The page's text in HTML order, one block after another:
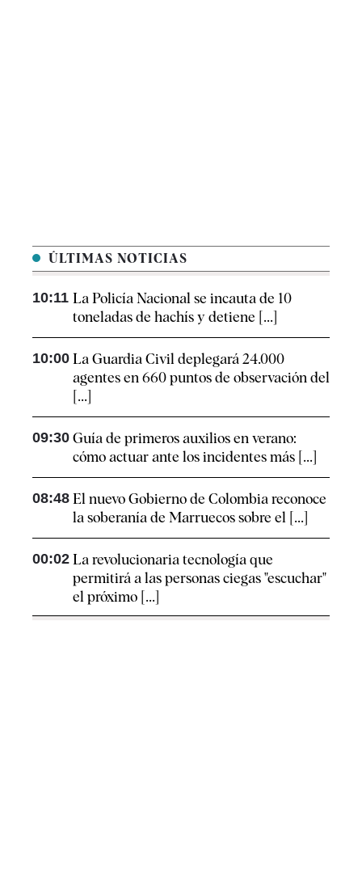
ÚLTIMAS NOTICIAS
10:11 La Policía Nacional se incauta de 10
toneladas de hachís y detiene [...]
10:00 La Guardia Civil deplegará 24.000
agentes en 660 puntos de observación del
[...]
09:30 Guía de primeros auxilios en verano:
cómo actuar ante los incidentes más [...]
08:48 El nuevo Gobierno de Colombia reconoce
la soberanía de Marruecos sobre el [...]
00:02 La revolucionaria tecnología que
permitirá a las personas ciegas "escuchar"
el próximo [...]